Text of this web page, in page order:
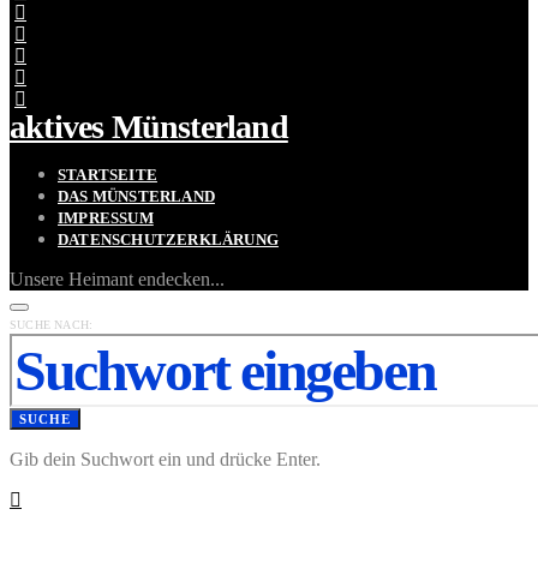
aktives Münsterland
STARTSEITE
DAS MÜNSTERLAND
IMPRESSUM
DATENSCHUTZERKLÄRUNG
Unsere Heimant endecken...
SUCHE NACH:
SUCHE
Gib dein Suchwort ein und drücke Enter.